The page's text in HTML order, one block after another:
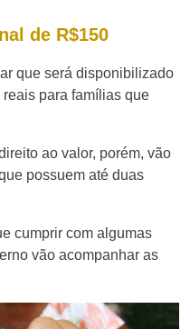
de R$150
que será disponibilizado
para famílias que
ao valor, porém, vão
possuem até duas
cumprir com algumas
vão acompanhar as